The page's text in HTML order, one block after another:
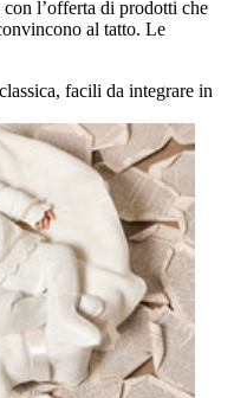
l’offerta di prodotti che
al tatto. Le
facili da integrare in